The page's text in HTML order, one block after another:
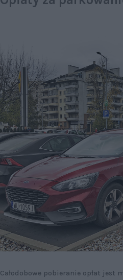
Całodobowe pobieranie opłat